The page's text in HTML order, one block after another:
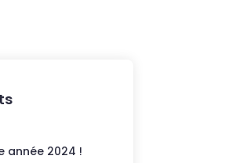
année 2024 !